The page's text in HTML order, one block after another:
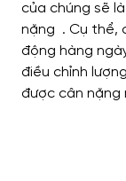
của chúng sẽ
nặng . Cụ thể,
động hàng
điều chỉnh
được cân nặng